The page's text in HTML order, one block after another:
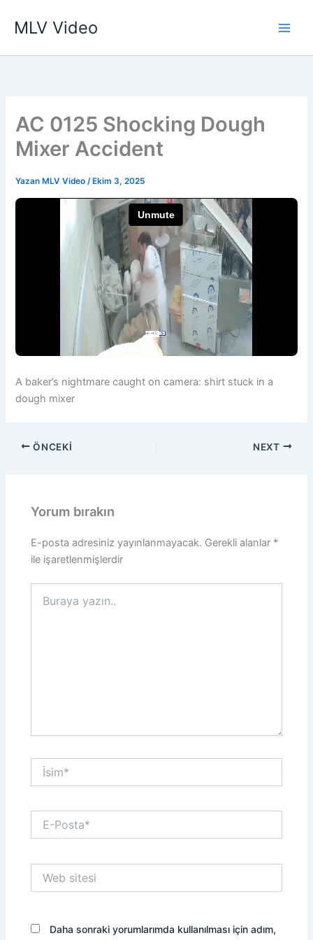
atlaMLV Video
AC 0125 Shocking Dough
Mixer Accident
Yazan MLV Video/ Ekim 3, 2025
A baker’s nightmare caught on camera: shirt stuck in a
dough mixer
ÖNCEKI NEXT
Yorum bırakın
E-posta adresiniz yayınlanmayacak. Gerekli alanlar *
ile işaretlenmişlerdir
yazın..
İsim*
Posta*
sitesi
Daha sonraki yorumlarımda kullanılması için adım,